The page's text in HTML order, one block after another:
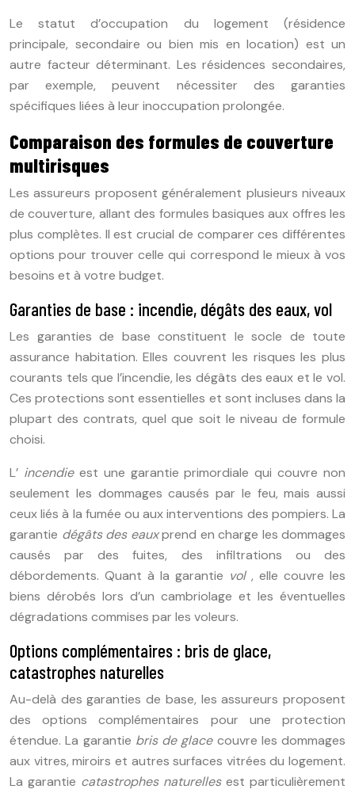
Le statut d’occupation du logement (résidence
principale, secondaire ou bien mis en location) est un
autre facteur déterminant. Les résidences secondaires,
par exemple, peuvent nécessiter des garanties
spécifiques liées à leur inoccupation prolongée.
Comparaison des formules de couverture
multirisques
Les assureurs proposent généralement plusieurs niveaux
de couverture, allant des formules basiques aux offres les
plus complètes. Il est crucial de comparer ces différentes
options pour trouver celle qui correspond le mieux à vos
besoins et à votre budget.
Garanties de base : incendie, dégâts des eaux, vol
Les garanties de base constituent le socle de toute
assurance habitation. Elles couvrent les risques les plus
courants tels que l’incendie, les dégâts des eaux et le vol.
Ces protections sont essentielles et sont incluses dans la
plupart des contrats, quel que soit le niveau de formule
choisi.
L’ incendie est une garantie primordiale qui couvre non
seulement les dommages causés par le feu, mais aussi
ceux liés à la fumée ou aux interventions des pompiers. La
garantie dégâts des eauxprend en charge les dommages
causés par des fuites, des infiltrations ou des
débordements. Quant à la garantie vol , elle couvre les
biens dérobés lors d’un cambriolage et les éventuelles
dégradations commises par les voleurs.
Options complémentaires : bris de glace,
catastrophes naturelles
Au-delà des garanties de base, les assureurs proposent
des options complémentaires pour une protection
étendue. La garantie bris de glace couvre les dommages
aux vitres, miroirs et autres surfaces vitrées du logement.
La garantie catastrophes naturelles est particulièrement